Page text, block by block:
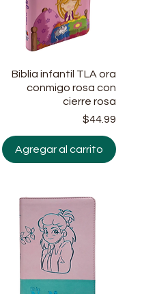
Vista rápida
Biblia infantil TLA ora
conmigo rosa con
cierre rosa
Precio
$44.99
Agregar al carrito